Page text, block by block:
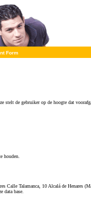
Form
de gebruiker op de hoogte dat
houden.
Calle Talamanca, 10 Alcalá de Henares
data base.